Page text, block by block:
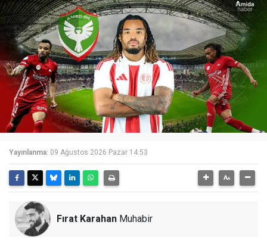
Yayınlanma: 09 Ağustos 2026 Pazar 14:53
Fırat Karahan Muhabir